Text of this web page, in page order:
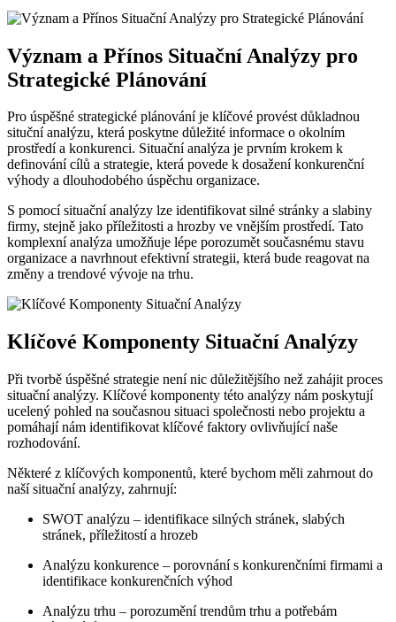
Význam a Přínos Situační Analýzy pro
Strategické Plánování
Pro úspěšné strategické plánování je klíčové provést důkladnou
situční analýzu, která poskytne důležité informace o okolním
prostředí a konkurenci. Situační analýza je prvním krokem k
definování cílů a strategie, která povede k dosažení konkurenční
výhody a dlouhodobého úspěchu organizace.
S pomocí situační analýzy lze identifikovat silné stránky a slabiny
firmy, stejně jako příležitosti a hrozby ve vnějším prostředí. Tato
komplexní analýza umožňuje lépe porozumět současnému stavu
organizace a navrhnout efektivní strategii, která bude reagovat na
změny a trendové vývoje na trhu.
Klíčové Komponenty Situační Analýzy
Při tvorbě úspěšné strategie není nic důležitějšího než zahájit proces
situační analýzy. Klíčové komponenty této analýzy nám poskytují
ucelený pohled na současnou situaci společnosti nebo projektu a
pomáhají nám identifikovat klíčové faktory ovlivňující naše
rozhodování.
Některé z klíčových komponentů, které bychom měli zahrnout do
naší situační analýzy, zahrnují:
SWOT analýzu – identifikace silných stránek, slabých
stránek, příležitostí a hrozeb
Analýzu konkurence – porovnání s konkurenčními firmami a
identifikace konkurenčních výhod
Analýzu trhu – porozumění trendům trhu a potřebám